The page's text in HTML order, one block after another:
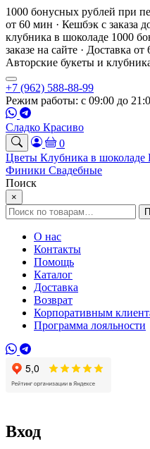
1000 бонусных рублей при
от 60 мин · Кешбэк с заказа
клубника в шоколаде 1000
заказе на сайте · Доставка
Авторские букеты и
+7 (962) 588-88-99
Режим работы: с 09:00 до
Сладко Красиво
0
Цветы Клубника в шоколаде
Финики Свадебные
Поиск
×
Искать:
О нас
Контакты
Помощь
Каталог
Доставка
Возврат
Корпоративным
Программа лояльности
Вход